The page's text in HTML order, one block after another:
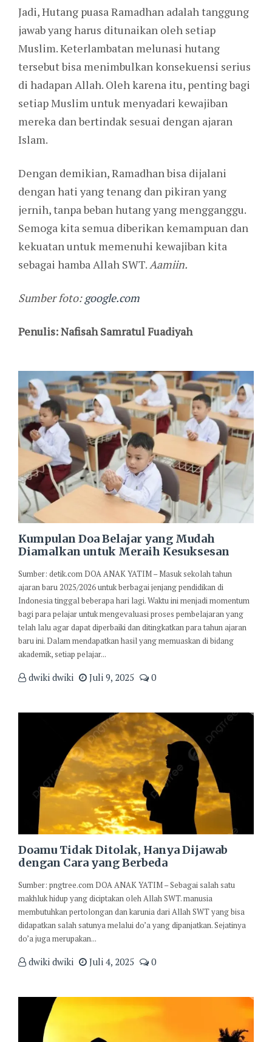
Jadi, Hutang puasa Ramadhan adalah tanggung
jawab yang harus ditunaikan oleh setiap
Muslim. Keterlambatan melunasi hutang
tersebut bisa menimbulkan konsekuensi serius
di hadapan Allah. Oleh karena itu, penting bagi
setiap Muslim untuk menyadari kewajiban
mereka dan bertindak sesuai dengan ajaran
Islam.
Dengan demikian, Ramadhan bisa dijalani
dengan hati yang tenang dan pikiran yang
jernih, tanpa beban hutang yang mengganggu.
Semoga kita semua diberikan kemampuan dan
kekuatan untuk memenuhi kewajiban kita
sebagai hamba Allah SWT.Aamiin.
Sumber foto:google.com
Penulis: Nafisah Samratul Fuadiyah
Kumpulan Doa Belajar yang Mudah
Diamalkan untuk Meraih Kesuksesan
Sumber: detik.com DOA ANAK YATIM – Masuk sekolah tahun
ajaran baru 2025/2026 untuk berbagai jenjang pendidikan di
Indonesia tinggal beberapa hari lagi. Waktu ini menjadi momentum
bagi para pelajar untuk mengevaluasi proses pembelajaran yang
telah lalu agar dapat diperbaiki dan ditingkatkan para tahun ajaran
baru ini. Dalam mendapatkan hasil yang memuaskan di bidang
akademik, setiap pelajar...
dwiki dwiki Juli 9, 2025 0
Doamu Tidak Ditolak, Hanya Dijawab
dengan Cara yang Berbeda
Sumber: pngtree.com DOA ANAK YATIM – Sebagai salah satu
makhluk hidup yang diciptakan oleh Allah SWT. manusia
membutuhkan pertolongan dan karunia dari Allah SWT yang bisa
didapatkan salah satunya melalui do’a yang dipanjatkan. Sejatinya
do’a juga merupakan...
dwiki dwiki Juli 4, 2025 0